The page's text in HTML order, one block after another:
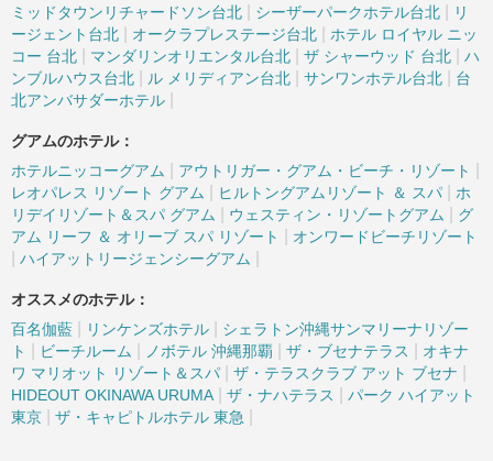
ミッドタウンリチャードソン台北
シーザーパークホテル台北
リ
ージェント台北
オークラプレステージ台北
ホテル ロイヤル ニッ
コー 台北
マンダリンオリエンタル台北 ザ シャーウッド 台北
ハ
ンブルハウス台北
ル メリディアン台北 サンワンホテル台北
台
北アンバサダーホテル
グアムのホテル：
ホテルニッコーグアム
アウトリガー・グアム・ビーチ・リゾート
レオパレス リゾート グアム ヒルトングアムリゾート ＆ スパ
ホ
リデイリゾート＆スパ グアム
ウェスティン・リゾートグアム
グ
アム リーフ ＆ オリーブ スパ リゾート
オンワードビーチリゾート
ハイアットリージェンシーグアム
オススメのホテル：
百名伽藍
リンケンズホテル
シェラトン沖縄サンマリーナリゾー
ト
ビーチルーム ノボテル 沖縄那覇 ザ・ブセナテラス
オキナ
ワ マリオット リゾート＆スパ
ザ・テラスクラブ アット ブセナ
HIDEOUT OKINAWA URUMA ザ・ナハテラス
パーク ハイアット
東京
ザ・キャピトルホテル 東急